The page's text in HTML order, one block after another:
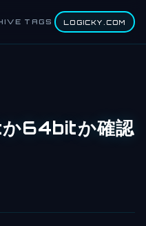
TAGS LOGICKY.COM
64bitか確認